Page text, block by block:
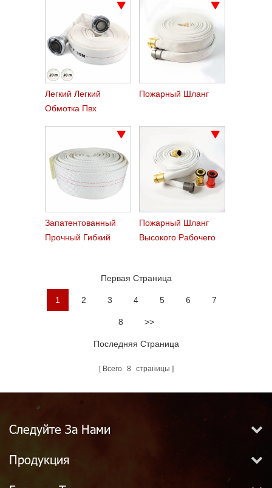
Сцепления
Сцепления
Легкий Легкий
Обмотка Пвх
Пожарный Шланг
Запатентованный
Прочный Гибкий
Пожарный Шланг
Высокого Рабочего
Службы
Первая Страница
1 2 3 4 5 6 7
8 >>
Последняя Страница
Всего 8 страницы
Следуйте За Нами
Продукция